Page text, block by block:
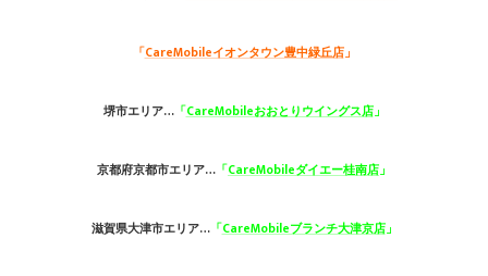
「CareMobileイオンタウン豊中緑丘店」
堺市エリア…「CareMobileおおとりウイングス店」
京都府京都市エリア… 「CareMobileダイエー桂南店」
滋賀県大津市エリア…「CareMobileブランチ大津京店」